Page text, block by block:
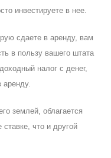
инвестируете в нее.
сдаете в аренду, вам
в пользу вашего штата
налог с денег,
аренду.
землей, облагается
что и другой